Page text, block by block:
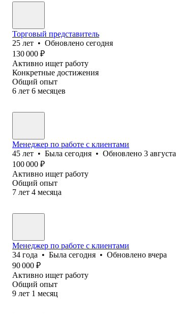
Торговый представитель
25 лет • Обновлено сегодня
130 000 ₽
Активно ищет работу
Конкретные достижения
Общий опыт
6 лет 6 месяцев
Менеджер по работе с клиентами
45 лет • Была сегодня • Обновлено 3 августа
100 000 ₽
Активно ищет работу
Общий опыт
7 лет 4 месяца
Менеджер по работе с клиентами
34 года • Была сегодня • Обновлено вчера
90 000 ₽
Активно ищет работу
Общий опыт
9 лет 1 месяц